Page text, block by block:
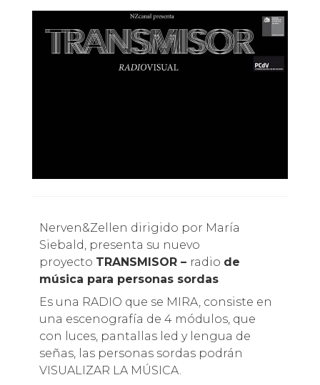
Nerven&Zellen dirigido por María
Siebald, presenta su nuevo
proyecto TRANSMISOR – radio de
música para personas sordas
Es una RADIO que se MIRA, consiste en
una escenografía de 4 módulos, que
con luces, pantallas led y lengua de
señas, las personas sordas podrán
VISUALIZAR LA MÚSICA.